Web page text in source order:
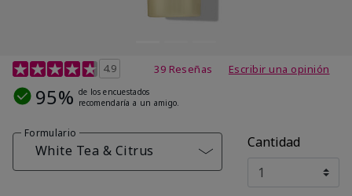
Calificación de clientes de 4,5 de 5
4.9 39 Reseñas Escribir una opinión
95% de los encuestados
recomendaría a un amigo.
Formulario
White Tea & Citrus Cantidad